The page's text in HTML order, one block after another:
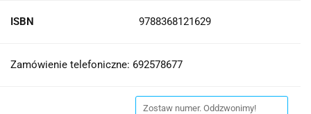
ISBN 9788368121629
Zamówienie telefoniczne: 692578677